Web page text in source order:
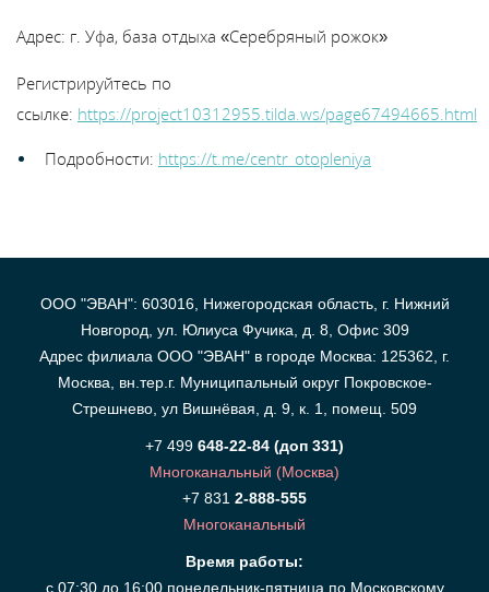
Адрес: г. Уфа, база отдыха «Серебряный рожок»
Регистрируйтесь по
ссылке: https://project10312955.tilda.ws/page67494665.html
Подробности: https://t.me/centr_otopleniya
ООО "ЭВАН": 603016, Нижегородская область, г. Нижний
Новгород, ул. Юлиуса Фучика, д. 8, Офис 309
Адрес филиала ООО "ЭВАН" в городе Москва: 125362, г.
Москва, вн.тер.г. Муниципальный округ Покровское-
Стрешнево, ул Вишнёвая, д. 9, к. 1, помещ. 509
+7 499 648-22-84 (доп 331)
Многоканальный (Москва)
+7 831 2-888-555
Многоканальный
Время работы:
с 07:30 до 16:00 понедельник-пятница по Московскому